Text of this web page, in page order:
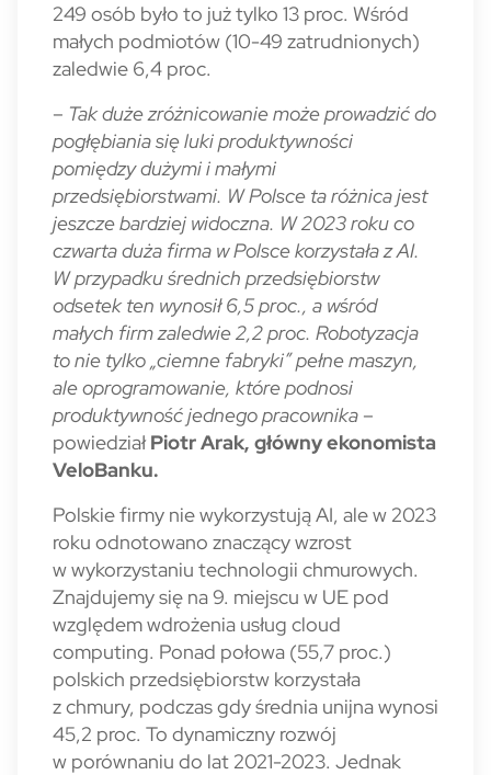
249 osób było to już tylko 13 proc. Wśród
małych podmiotów (10-49 zatrudnionych)
zaledwie 6,4 proc.
– Tak duże zróżnicowanie może prowadzić do
pogłębiania się luki produktywności
pomiędzy dużymi i małymi
przedsiębiorstwami. W Polsce ta różnica jest
jeszcze bardziej widoczna. W 2023 roku co
czwarta duża firma w Polsce korzystała z AI.
W przypadku średnich przedsiębiorstw
odsetek ten wynosił 6,5 proc., a wśród
małych firm zaledwie 2,2 proc. Robotyzacja
to nie tylko „ciemne fabryki” pełne maszyn,
ale oprogramowanie, które podnosi
produktywność jednego pracownika –
powiedziałPiotr Arak, główny ekonomista
VeloBanku.
Polskie firmy nie wykorzystują AI, ale w 2023
roku odnotowano znaczący wzrost
w wykorzystaniu technologii chmurowych.
Znajdujemy się na 9. miejscu w UE pod
względem wdrożenia usług cloud
computing. Ponad połowa (55,7 proc.)
polskich przedsiębiorstw korzystała
z chmury, podczas gdy średnia unijna wynosi
45,2 proc. To dynamiczny rozwój
w porównaniu do lat 2021-2023. Jednak